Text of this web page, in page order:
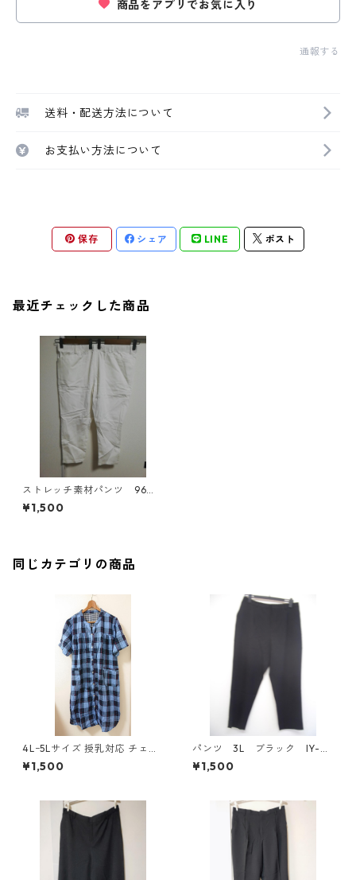
商品をアプリでお気に入り
通報する
送料・配送方法について
お支払い方法について
保存 シェア LINE ポスト
最近チェックした商品
ストレッチ素材パンツ 96
ホワイト MAA-2436
¥1,500
同じカテゴリの商品
4Lｰ5Lサイズ 授乳対応 チェッ
ク柄 半袖ルームウェア マタニ
ティ ブルー系/グレー ◆KIY-1
¥1,500
パンツ 3L ブラック IY-45
25
¥1,500